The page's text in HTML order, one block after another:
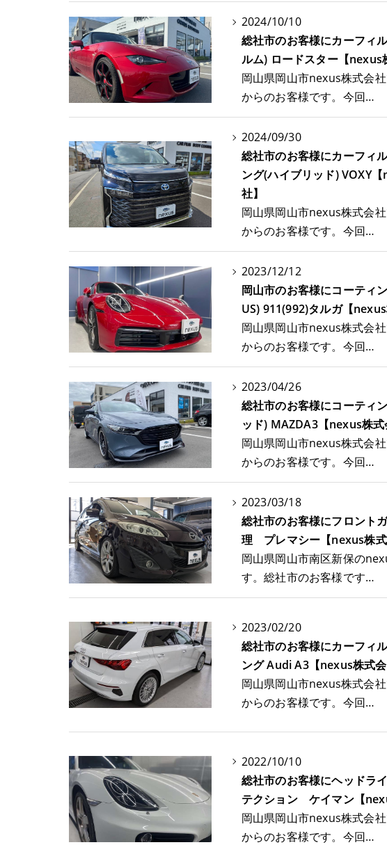
2024/10/10
総社市のお客様にカーフィ
ルム) ロードスター【nexus
岡山県岡山市nexus株式会
からのお客様です。今回…
2024/09/30
総社市のお客様にカーフィ
ング(ハイブリッド) VOXY
社】
岡山県岡山市nexus株式会
からのお客様です。今回…
2023/12/12
岡山市のお客様にコーティ
US) 911(992)タルガ【nexus
岡山県岡山市nexus株式会
からのお客様です。今回…
2023/04/26
総社市のお客様にコーティ
ッド) MAZDA3【nexus株式
岡山県岡山市nexus株式会
からのお客様です。今回…
2023/03/18
総社市のお客様にフロント
理 プレマシー【nexus株式
岡山県岡山市南区新保の
す。総社市のお客様です…
2023/02/20
総社市のお客様にカーフィ
ング Audi A3【nexus株式会
岡山県岡山市nexus株式会
からのお客様です。今回…
2022/10/10
総社市のお客様にヘッドラ
テクション ケイマン【
岡山県岡山市nexus株式会
からのお客様です。今回…